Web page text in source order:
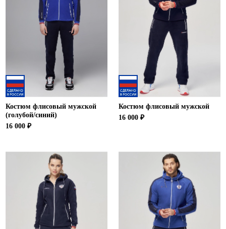
Костюм флисовый мужской
(голубой/синий)
16 000 ₽
Костюм флисовый мужской
16 000 ₽